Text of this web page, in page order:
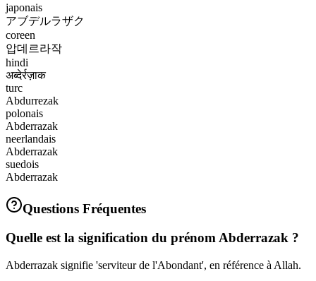
japonais
アブデルラザク
coreen
압데르라작
hindi
अब्देर्रज़ाक
turc
Abdurrezak
polonais
Abderrazak
neerlandais
Abderrazak
suedois
Abderrazak
Questions Fréquentes
Quelle est la signification du prénom Abderrazak ?
Abderrazak signifie 'serviteur de l'Abondant', en référence à Allah.